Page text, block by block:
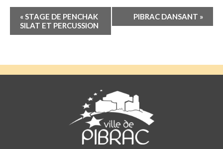
Navigation
Évènement
«STAGE DE PENCHAK
SILAT ET PERCUSSION
PIBRAC DANSANT »